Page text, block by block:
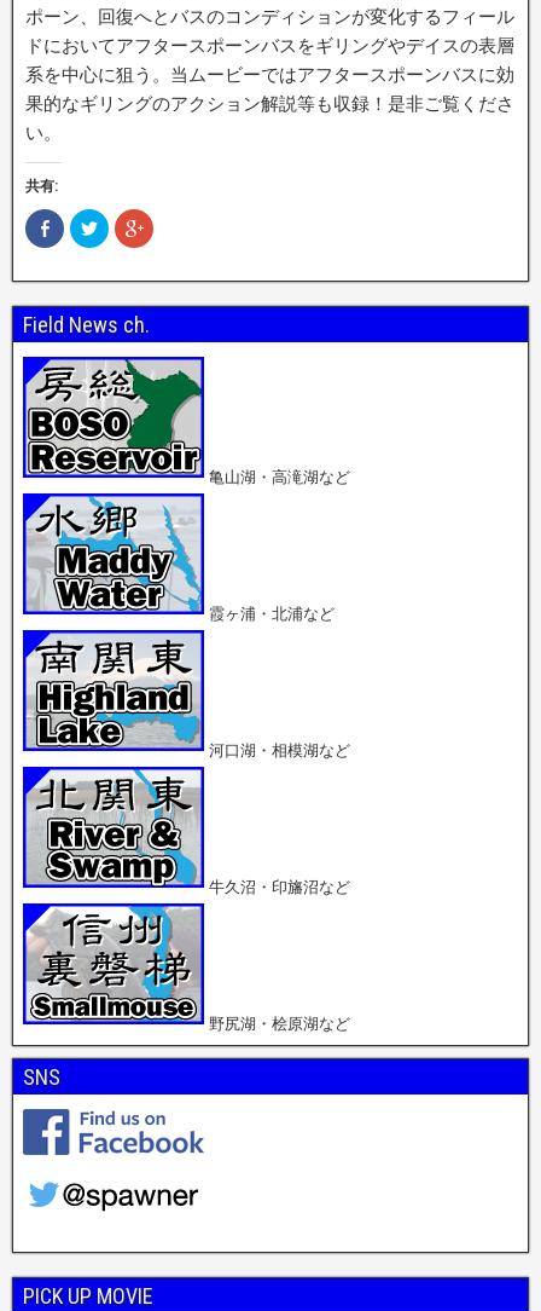
ポーン、回復へとバスの­コンディションが変化するフィール
ドにおいてアフタースポーンバスをギリングやデイス­の表層
系を中心に狙う。当ムービーではアフタースポーンバスに効
果的なギリングのアク­ション解説等も収録！是非ご覧くださ
い。
共有:
F
a
b
o
k
で
共
有
(
新
し
い
ウ
ィ
ン
ウ
で
開
き
ま
す
)
ク
リ
し
T
w
i
t
t
e
r
で
共
有
(
新
い
ウ
ィ
ン
ド
ウ
で
開
き
ま
す
)
ク
リ
し
G
o
o
g
l
e
+
で
有
(
新
い
ン
ド
ウ
で
開
き
ま
す
)
Field News ch.
亀山湖・高滝湖など
霞ヶ浦・北浦など
河口湖・相模湖など
牛久沼・印旛沼など
野尻湖・桧原湖など
SNS
PICK UP MOVIE